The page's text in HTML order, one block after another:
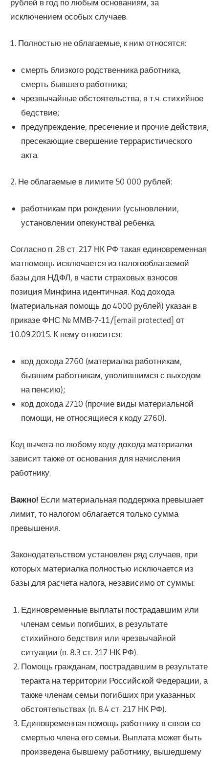
рублей в год по любым основаниям, за
исключением особых случаев.
1. Полностью не облагаемые, к ним относятся:
смерть близкого родственника работника,
смерть бывшего работника;
чрезвычайные обстоятельства, в т.ч. стихийное
бедствие;
предупреждение, пресечение и прочие действия,
пресекающие свершение терраристического
акта.
2. Не облагаемые в лимите 50 000 рублей:
работникам при рождении (усыновлении,
установлении опекунства) ребенка.
Согласно п. 28 ст. 217 НК РФ такая единовременная
матпомощь исключается из налогооблагаемой
базы для НДФЛ, в части страховых взносов
позиция Минфина идентичная. Код дохода
(материальная помощь до 4000 рублей) указан в
приказе ФНС № ММВ-7-11/[email protected] от
10.09.2015. К нему относится:
код дохода 2760 (материалка работникам,
бывшим работникам, уволившимся с выходом
на пенсию);
код дохода 2710 (прочие виды материальной
помощи, не относящиеся к коду 2760).
Код вычета по любому коду дохода материалки
зависит также от основания для начисления
работнику.
Важно! Если материальная поддержка превышает
лимит, то налогом облагается только сумма
превышения.
Законодательством установлен ряд случаев, при
которых материалка полностью исключается из
базы для расчета налога, независимо от суммы:
Единовременные выплаты пострадавшим или
членам семьи погибших, в результате
стихийного бедствия или чрезвычайной
ситуации (п. 8.3 ст. 217 НК РФ).
Помощь гражданам, пострадавшим в результате
теракта на территории Российской Федерации, а
также членам семьи погибших при указанных
обстоятельствах (п. 8.4 ст. 217 НК РФ).
Единовременная помощь работнику в связи со
смертью члена его семьи. Выплата может быть
произведена бывшему работнику, вышедшему